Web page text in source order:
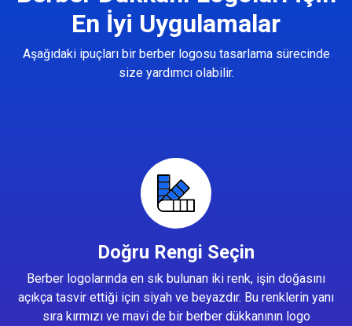
En İyi Uygulamalar
Aşağıdaki ipuçları bir berber logosu tasarlama sürecinde
size yardımcı olabilir.
Doğru Rengi Seçin
Berber logolarında en sık bulunan iki renk, işin doğasını
açıkça tasvir ettiği için siyah ve beyazdır. Bu renklerin yanı
sıra kırmızı ve mavi de bir berber dükkanının logo